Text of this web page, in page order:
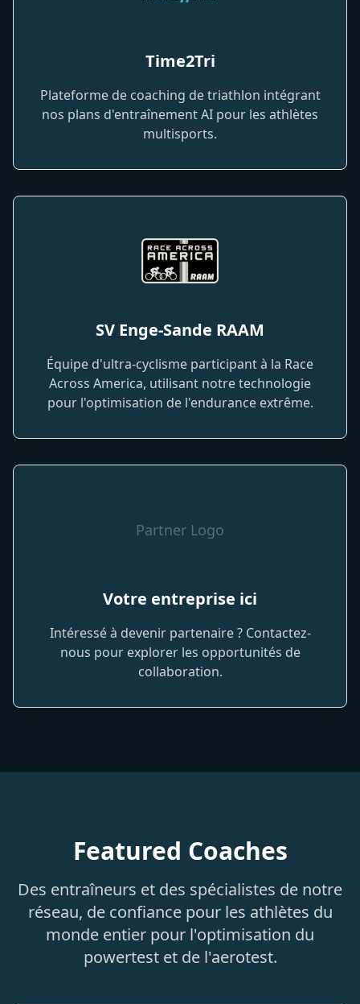
Time2Tri
Plateforme de coaching de triathlon intégrant
nos plans d'entraînement AI pour les athlètes
multisports.
SV Enge-Sande RAAM
Équipe d'ultra-cyclisme participant à la Race
Across America, utilisant notre technologie
pour l'optimisation de l'endurance extrême.
Partner Logo
Votre entreprise ici
Intéressé à devenir partenaire ? Contactez-
nous pour explorer les opportunités de
collaboration.
Featured Coaches
Des entraîneurs et des spécialistes de notre
réseau, de confiance pour les athlètes du
monde entier pour l'optimisation du
powertest et de l'aerotest.